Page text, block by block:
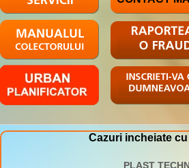
Cazuri incheiate
PLAST